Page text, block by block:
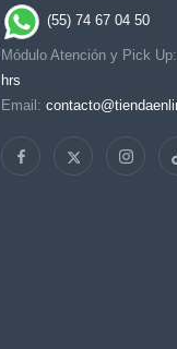
(55) 74 67 04 50
Módulo Atención y Pick Up:
hrs
Email: